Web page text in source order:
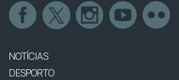
NOTÍCIAS
DESPORTO